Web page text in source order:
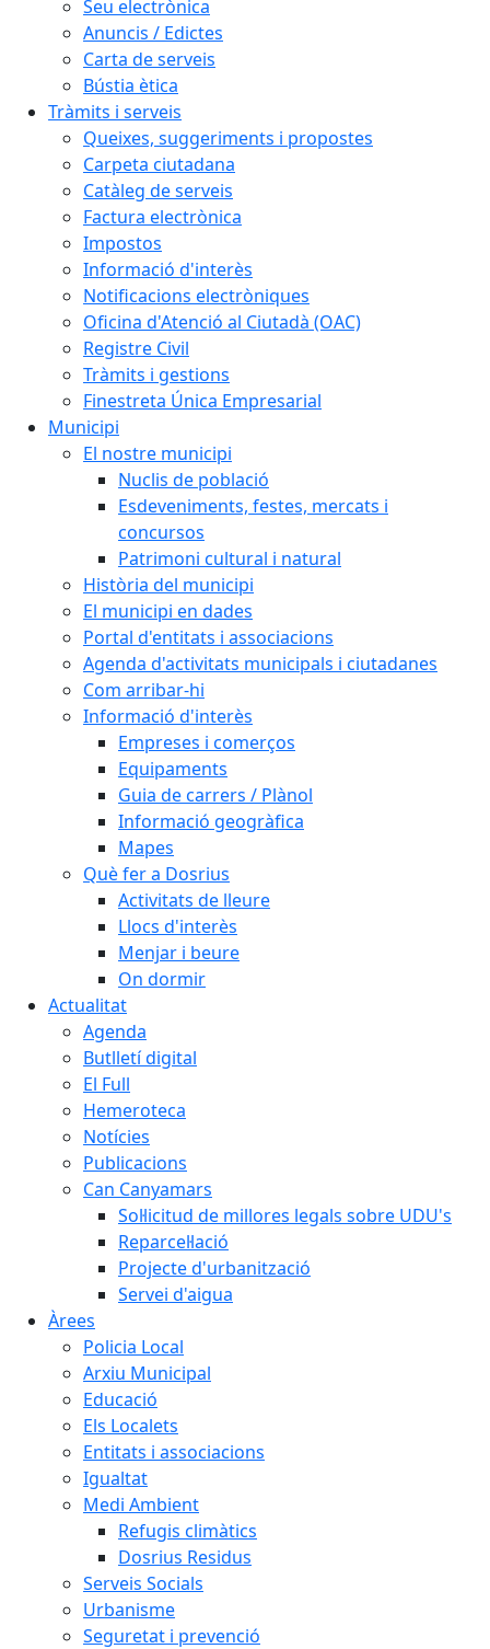
Seu electrònica
Anuncis / Edictes
Carta de serveis
Bústia ètica
Tràmits i serveis
Queixes, suggeriments i propostes
Carpeta ciutadana
Catàleg de serveis
Factura electrònica
Impostos
Informació d'interès
Notificacions electròniques
Oficina d'Atenció al Ciutadà (OAC)
Registre Civil
Tràmits i gestions
Finestreta Única Empresarial
Municipi
El nostre municipi
Nuclis de població
Esdeveniments, festes, mercats i
concursos
Patrimoni cultural i natural
Història del municipi
El municipi en dades
Portal d'entitats i associacions
Agenda d'activitats municipals i ciutadanes
Com arribar-hi
Informació d'interès
Empreses i comerços
Equipaments
Guia de carrers / Plànol
Informació geogràfica
Mapes
Què fer a Dosrius
Activitats de lleure
Llocs d'interès
Menjar i beure
On dormir
Actualitat
Agenda
Butlletí digital
El Full
Hemeroteca
Notícies
Publicacions
Can Canyamars
Sol·licitud de millores legals sobre UDU's
Reparcel·lació
Projecte d'urbanització
Servei d'aigua
Àrees
Policia Local
Arxiu Municipal
Educació
Els Localets
Entitats i associacions
Igualtat
Medi Ambient
Refugis climàtics
Dosrius Residus
Serveis Socials
Urbanisme
Seguretat i prevenció